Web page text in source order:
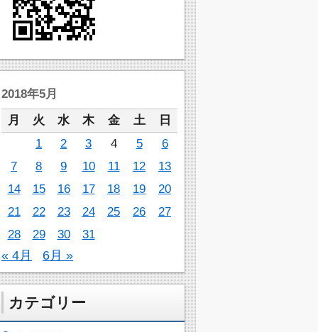
2018年5月
月
火 水 木 金 土
日
1
2 3 4 5
6
7
8 9 10 11 12
13
14
15 16 17 18 19
20
21
22 23 24 25 26
27
28
29 30 31
« 4月 6月 »
カテゴリー